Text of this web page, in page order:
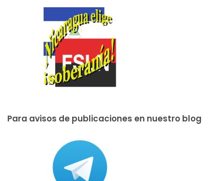
Para avisos de publicaciones en nuestro blog